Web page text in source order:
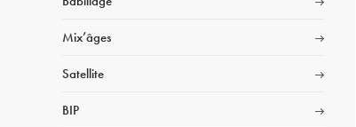
Mix’âges
Satellite
BIP